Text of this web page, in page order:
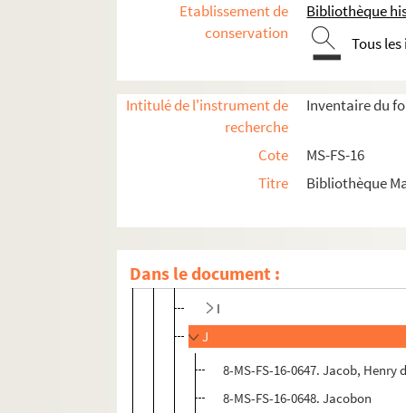
Etablissement de
conservation
Bibliothèque
Tous
Intitulé de l'instrument de
recherche
Inventaire du
Cote
MS-FS-16
Titre
Bibliothèque
Dans le document :
8-MS-FS-16-1245. Récépissés postaux
B
H
I
J
8-MS-FS-16-0647. Jacob, Henry
8-MS-FS-16-0648. Jacobon